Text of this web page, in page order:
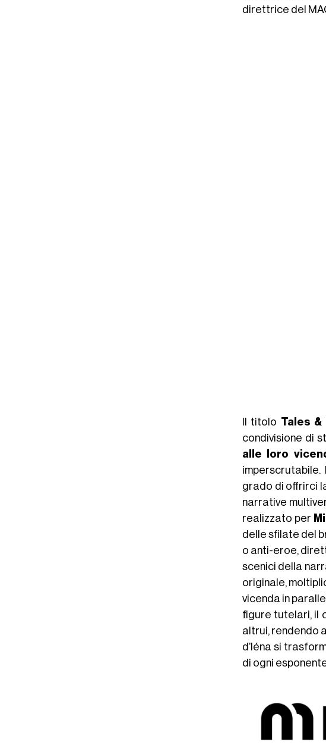
direttrice del
Il titolo Tales &
condivisione di
alle loro
grado di offrirci
narrative
realizzato per
delle sfilate del
o anti-eroe,
scenici della
originale,
vicenda in
figure tutelari, il
altrui, rendendo
d’Iéna si
di ogni